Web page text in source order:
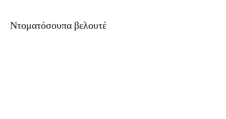
Ντοματόσουπα βελουτέ